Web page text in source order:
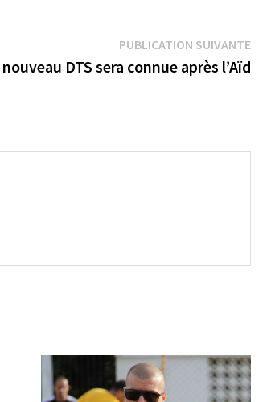
PUBLICATION SUIVANTE
nouveau DTS sera connue après l’Aïd